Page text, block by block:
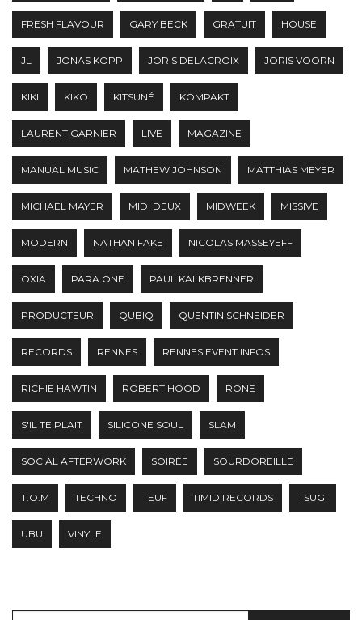
FRESH FLAVOUR GARY BECK GRATUIT HOUSE
JL JONAS KOPP JORIS DELACROIX JORIS VOORN
KIKI KIKO KITSUNÉ KOMPAKT
LAURENT GARNIER LIVE MAGAZINE
MANUAL MUSIC MATHEW JOHNSON MATTHIAS MEYER
MICHAEL MAYER MIDI DEUX MIDWEEK MISSIVE
MODERN NATHAN FAKE NICOLAS MASSEYEFF
OXIA PARA ONE PAUL KALKBRENNER
PRODUCTEUR QUBIQ QUENTIN SCHNEIDER
RECORDS RENNES RENNES EVENT INFOS
RICHIE HAWTIN ROBERT HOOD RONE
S'IL TE PLAIT SILICONE SOUL SLAM
SOCIAL AFTERWORK SOIRÉE SOURDOREILLE
T.O.M TECHNO TEUF TIMID RECORDS TSUGI
UBU VINYLE